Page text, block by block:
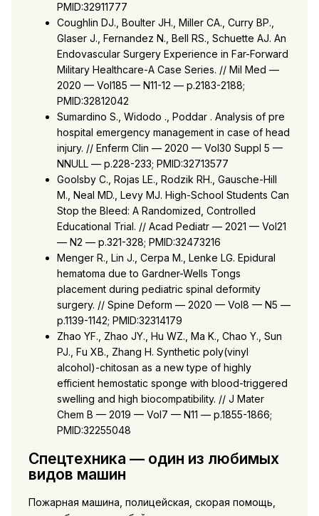
PMID:32911777
Coughlin DJ., Boulter JH., Miller CA., Curry BP.,
Glaser J., Fernandez N., Bell RS., Schuette AJ. An
Endovascular Surgery Experience in Far-Forward
Military Healthcare-A Case Series. // Mil Med —
2020 — Vol185 — N11-12 — p.2183-2188;
PMID:32812042
Sumardino S., Widodo ., Poddar . Analysis of pre
hospital emergency management in case of head
injury. // Enferm Clin — 2020 — Vol30 Suppl 5 —
NNULL — p.228-233; PMID:32713577
Goolsby C., Rojas LE., Rodzik RH., Gausche-Hill
M., Neal MD., Levy MJ. High-School Students Can
Stop the Bleed: A Randomized, Controlled
Educational Trial. // Acad Pediatr — 2021 — Vol21
— N2 — p.321-328; PMID:32473216
Menger R., Lin J., Cerpa M., Lenke LG. Epidural
hematoma due to Gardner-Wells Tongs
placement during pediatric spinal deformity
surgery. // Spine Deform — 2020 — Vol8 — N5 —
p.1139-1142; PMID:32314179
Zhao YF., Zhao JY., Hu WZ., Ma K., Chao Y., Sun
PJ., Fu XB., Zhang H. Synthetic poly(vinyl
alcohol)-chitosan as a new type of highly
efficient hemostatic sponge with blood-triggered
swelling and high biocompatibility. // J Mater
Chem B — 2019 — Vol7 — N11 — p.1855-1866;
PMID:32255048
Спецтехника — один из любимых
видов машин
Пожарная машина, полицейская, скорая помощь,